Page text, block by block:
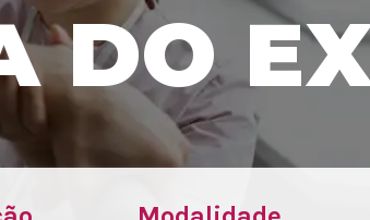
DO